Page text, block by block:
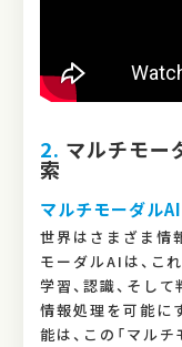
2. マルチモー
索
マルチモーダル
世界はさまざま情
モーダルAIは、こ
学習、認識、そし
情報処理を可能
能は、この「マル